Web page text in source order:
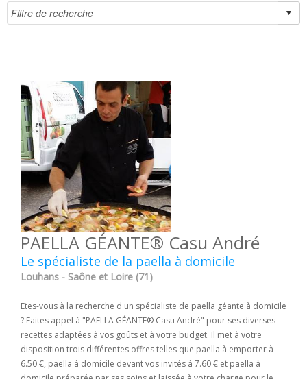
PAELLA GÉANTE® Casu André
Le spécialiste de la paella à domicile
Louhans - Saône et Loire (71)
Etes-vous à la recherche d'un spécialiste de paella géante à domicile
? Faites appel à "PAELLA GÉANTE® Casu André" pour ses diverses
recettes adaptées à vos goûts et à votre budget. Il met à votre
disposition trois différentes offres telles que paella à emporter à
6.50 €, paella à domicile devant vos invités à 7.60 € et paella à